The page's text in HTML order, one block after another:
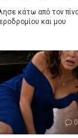
κάτω από τον
και μου
0